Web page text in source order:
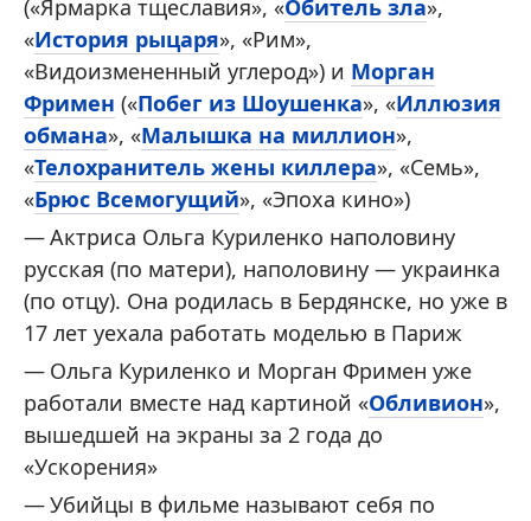
(«Ярмарка тщеславия», «Обитель зла»,
«История рыцаря», «Рим»,
«Видоизмененный углерод») и Морган
Фримен («Побег из Шоушенка», «Иллюзия
обмана», «Малышка на миллион»,
«Телохранитель жены киллера», «Семь»,
«Брюс Всемогущий», «Эпоха кино»)
Актриса Ольга Куриленко наполовину
русская (по матери), наполовину — украинка
(по отцу). Она родилась в Бердянске, но уже в
17 лет уехала работать моделью в Париж
Ольга Куриленко и Морган Фримен уже
работали вместе над картиной «Обливион»,
вышедшей на экраны за 2 года до
«Ускорения»
Убийцы в фильме называют себя по